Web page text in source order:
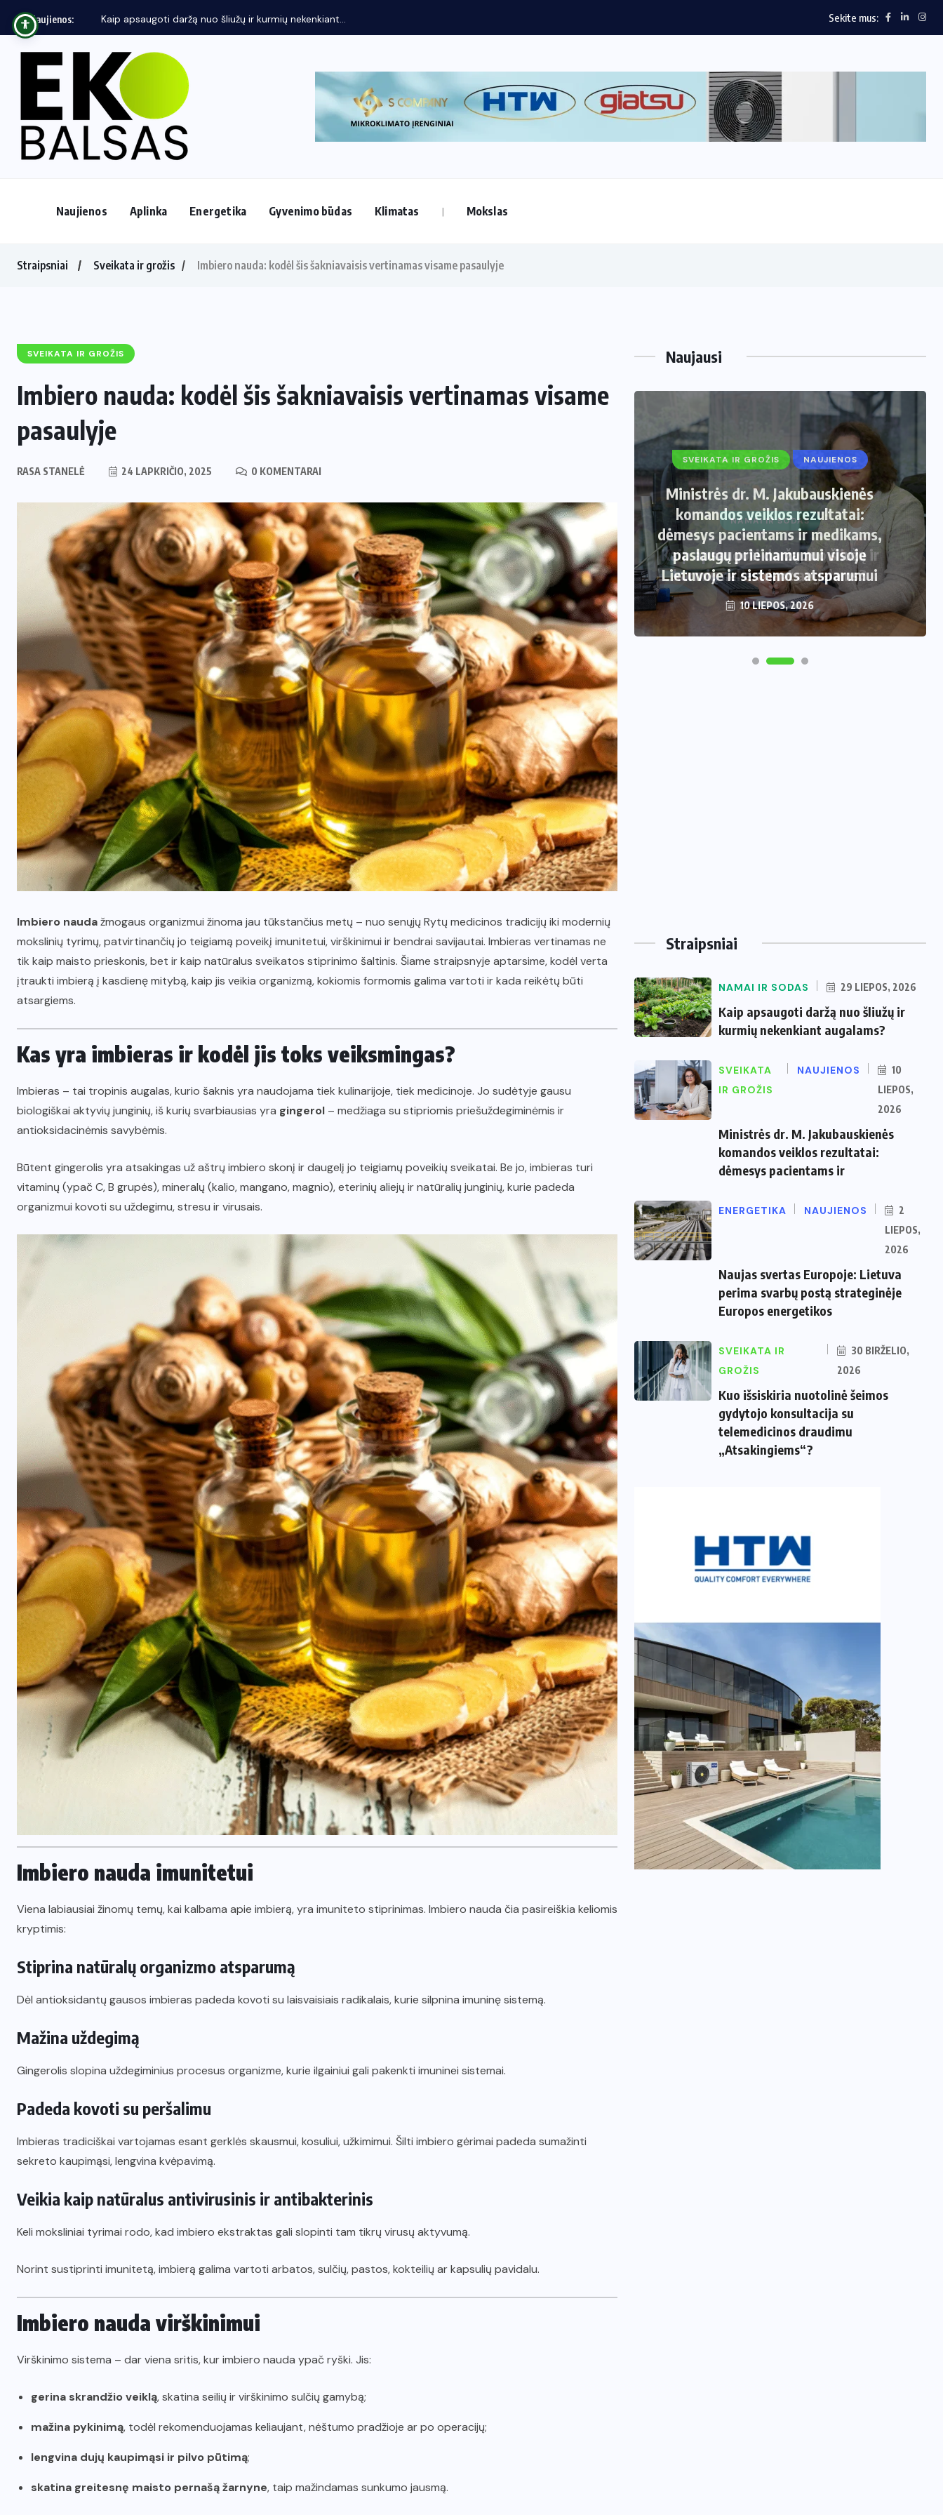
Naujienos: Sekite mus:
Naujienos Aplinka Energetika Gyvenimo būdas Klimatas Mokslas
Straipsniai Sveikata ir grožis Imbiero nauda: kodėl šis šakniavaisis vertinamas visame pasaulyje
SVEIKATA IR GROŽIS
Imbiero nauda: kodėl šis šakniavaisis vertinamas visame
pasaulyje
RASA STANELĖ 24 LAPKRIČIO, 2025 0 KOMENTARAI
Imbiero naudažmogaus organizmui žinoma jau tūkstančius metų – nuo senųjų Rytų medicinos tradicijų iki modernių
mokslinių tyrimų, patvirtinančių jo teigiamą poveikį imunitetui, virškinimui ir bendrai savijautai. Imbieras vertinamas ne
tik kaip maisto prieskonis, bet ir kaip natūralus sveikatos stiprinimo šaltinis. Šiame straipsnyje aptarsime, kodėl verta
įtraukti imbierą į kasdienę mitybą, kaip jis veikia organizmą, kokiomis formomis galima vartoti ir kada reikėtų būti
atsargiems.
Kas yra imbieras ir kodėl jis toks veiksmingas?
Imbieras – tai tropinis augalas, kurio šaknis yra naudojama tiek kulinarijoje, tiek medicinoje. Jo sudėtyje gausu
biologiškai aktyvių junginių, iš kurių svarbiausias yra gingerol – medžiaga su stipriomis priešuždegiminėmis ir
antioksidacinėmis savybėmis.
Būtent gingerolis yra atsakingas už aštrų imbiero skonį ir daugelį jo teigiamų poveikių sveikatai. Be jo, imbieras turi
vitaminų (ypač C, B grupės), mineralų (kalio, mangano, magnio), eterinių aliejų ir natūralių junginių, kurie padeda
organizmui kovoti su uždegimu, stresu ir virusais.
Imbiero nauda imunitetui
Viena labiausiai žinomų temų, kai kalbama apie imbierą, yra imuniteto stiprinimas. Imbiero nauda čia pasireiškia keliomis
kryptimis:
Stiprina natūralų organizmo atsparumą
Dėl antioksidantų gausos imbieras padeda kovoti su laisvaisiais radikalais, kurie silpnina imuninę sistemą.
Mažina uždegimą
Gingerolis slopina uždegiminius procesus organizme, kurie ilgainiui gali pakenkti imuninei sistemai.
Padeda kovoti su peršalimu
Imbieras tradiciškai vartojamas esant gerklės skausmui, kosuliui, užkimimui. Šilti imbiero gėrimai padeda sumažinti
sekreto kaupimąsi, lengvina kvėpavimą.
Veikia kaip natūralus antivirusinis ir antibakterinis
Keli moksliniai tyrimai rodo, kad imbiero ekstraktas gali slopinti tam tikrų virusų aktyvumą.
Norint sustiprinti imunitetą, imbierą galima vartoti arbatos, sulčių, pastos, kokteilių ar kapsulių pavidalu.
Imbiero nauda virškinimui
Virškinimo sistema – dar viena sritis, kur imbiero nauda ypač ryški. Jis:
gerina skrandžio veiklą, skatina seilių ir virškinimo sulčių gamybą;
mažina pykinimą, todėl rekomenduojamas keliaujant, nėštumo pradžioje ar po operacijų;
lengvina dujų kaupimąsi ir pilvo pūtimą;
skatina greitesnę maisto pernašą žarnyne, taip mažindamas sunkumo jausmą.
Naujausi
ENERGETIKA NAUJIENOS
Naujas svertas Europoje: Lietuva
perima svarbų postą strateginėje
Europos energetikos asociacijoje
2 LIEPOS, 2026
NAMAI IR SODAS
Kaip apsaugoti daržą nuo šliužų ir
kurmių nekenkiant augalams?
29 LIEPOS, 2026
SVEIKATA IR GROŽIS NAUJIENOS
Ministrės dr. M. Jakubauskienės
komandos veiklos rezultatai:
dėmesys pacientams ir medikams,
paslaugų prieinamumui visoje
Lietuvoje ir sistemos atsparumui
10 LIEPOS, 2026
Straipsniai
NAMAI IR SODAS 29 LIEPOS, 2026
Kaip apsaugoti daržą nuo šliužų ir
kurmių nekenkiant augalams?
SVEIKATA
IR GROŽIS
NAUJIENOS
10
LIEPOS,
2026
Ministrės dr. M. Jakubauskienės
komandos veiklos rezultatai:
dėmesys pacientams ir
ENERGETIKA NAUJIENOS
2
LIEPOS,
2026
Naujas svertas Europoje: Lietuva
perima svarbų postą strateginėje
Europos energetikos
SVEIKATA IR
GROŽIS
30 BIRŽELIO,
2026
Kuo išsiskiria nuotolinė šeimos
gydytojo konsultacija su
telemedicinos draudimu
„Atsakingiems“?